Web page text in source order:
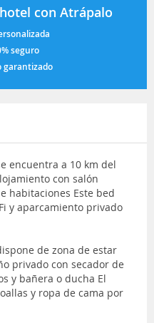
con Atrápalo
seguro
garantizado
encuentra a 10 km del
con salón
habitaciones Este bed
y aparcamiento privado
de zona de estar
privado con secador de
y bañera o ducha El
y ropa de cama por